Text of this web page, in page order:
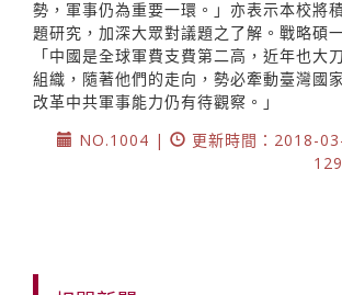
勢，軍事仍為重要一環。」亦表示本校將
題研究，加深大眾對議題之了解。戰略碩
「中國是全球軍費支費第二高，近年也大
組織，隨著他們的走向，勢必牽動臺灣國
改革中共軍事能力仍有待觀察。」
NO.1004 |
更新時間：2018-